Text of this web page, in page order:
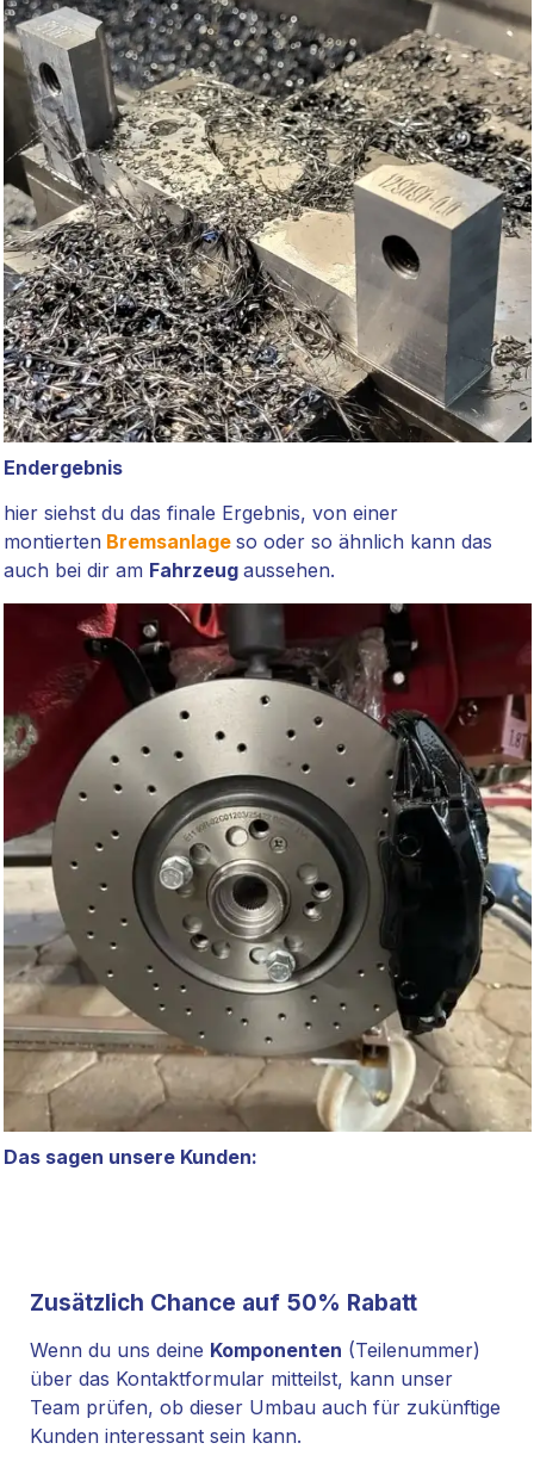
Endergebnis
hier siehst du das finale Ergebnis, von einer
montierten Bremsanlage so oder so ähnlich kann das
auch bei dir am Fahrzeug aussehen.
Das sagen unsere Kunden:
Zusätzlich Chance auf 50% Rabatt
Wenn du uns deine Komponenten (Teilenummer)
über das Kontaktformular mitteilst, kann unser
Team prüfen, ob dieser Umbau auch für zukünftige
Kunden interessant sein kann.